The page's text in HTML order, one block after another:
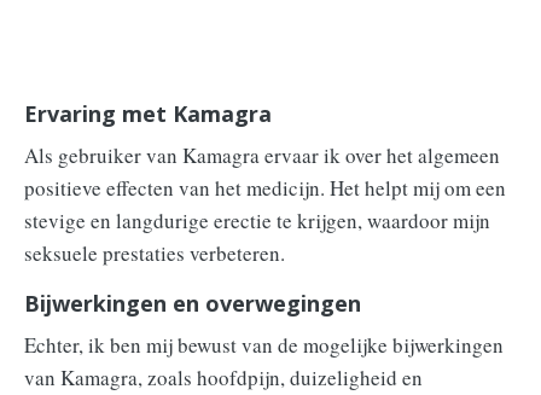
Ervaring met Kamagra
Als gebruiker van Kamagra ervaar ik over het algemeen
positieve effecten van het medicijn. Het helpt mij om een
stevige en langdurige erectie te krijgen, waardoor mijn
seksuele prestaties verbeteren.
Bijwerkingen en overwegingen
Echter, ik ben mij bewust van de mogelijke bijwerkingen
van Kamagra, zoals hoofdpijn, duizeligheid en